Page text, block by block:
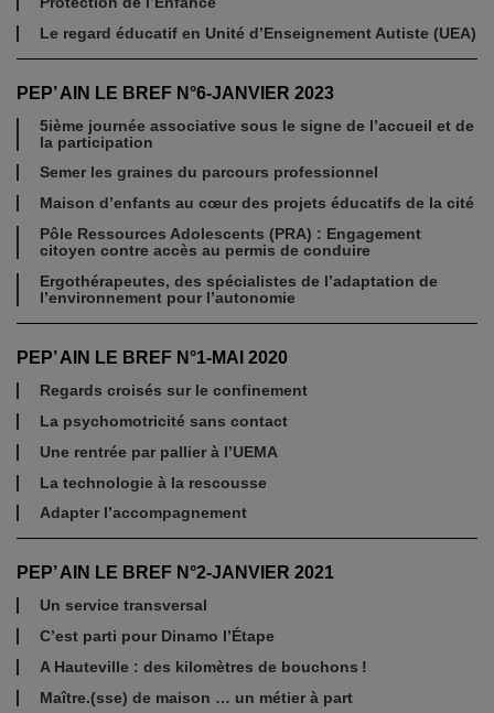
Le regard éducatif en Unité d’Enseignement Autiste (UEA)
PEP’ AIN LE BREF N°6-JANVIER 2023
5ième journée associative sous le signe de l’accueil et de
la participation
Semer les graines du parcours professionnel
Maison d’enfants au cœur des projets éducatifs de la cité
Pôle Ressources Adolescents (PRA) : Engagement
citoyen contre accès au permis de conduire
Ergothérapeutes, des spécialistes de l’adaptation de
l’environnement pour l’autonomie
PEP’ AIN LE BREF N°1-MAI 2020
Regards croisés sur le confinement
La psychomotricité sans contact
Une rentrée par pallier à l’UEMA
La technologie à la rescousse
Adapter l’accompagnement
PEP’ AIN LE BREF N°2-JANVIER 2021
Un service transversal
C’est parti pour Dinamo l’Étape
A Hauteville : des kilomètres de bouchons !
Maître.(sse) de maison … un métier à part